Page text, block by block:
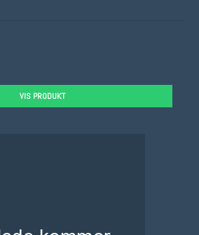
VIS PRODUKT